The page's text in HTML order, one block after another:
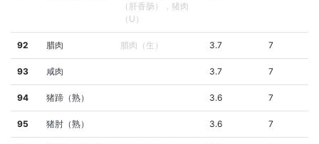
（肝香肠），猪肉
（U）
92 腊肉 腊肉（生） 3.7 7
93 咸肉 3.7 7
94 猪蹄（熟） 3.6 7
95 猪肘（熟） 3.6 7